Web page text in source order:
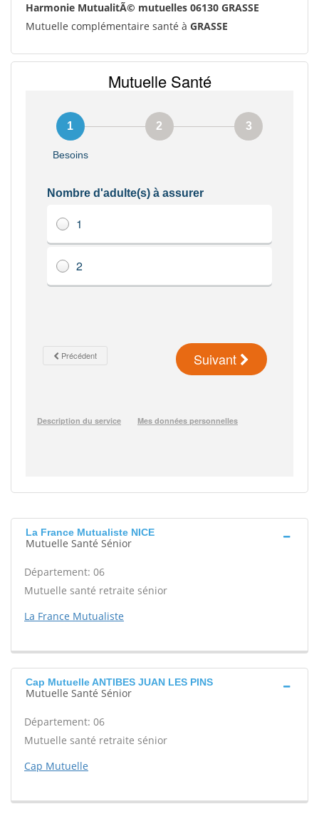
Harmonie MutualitÃ© mutuelles 06130 GRASSE
Mutuelle complémentaire santé à GRASSE
La France Mutualiste NICE
Mutuelle Santé Sénior
Département: 06
Mutuelle santé retraite sénior
La France Mutualiste
Cap Mutuelle ANTIBES JUAN LES PINS
Mutuelle Santé Sénior
Département: 06
Mutuelle santé retraite sénior
Cap Mutuelle